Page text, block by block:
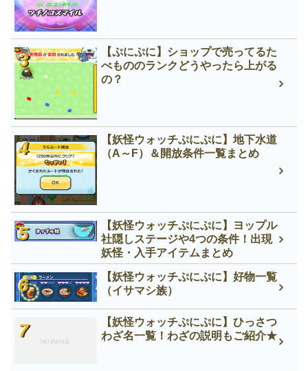
【ぷにぷに】ショップで売ってるた
べもののランクどうやったら上がる
の？
【妖怪ウォッチぷにぷに】地下水道
（A～F）＆開放条件一覧まとめ
【妖怪ウォッチぷにぷに】ヨップル
社隠しステージや4つの条件！出現
妖怪・入手アイテムまとめ
【妖怪ウォッチぷにぷに】好物一覧
（イサマシ族）
【妖怪ウォッチぷにぷに】ひっさつ
わざ名一覧！わざの説明もご紹介★